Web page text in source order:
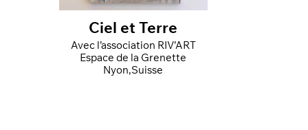
Ciel et Terre
Avec l’association RIV’ART
Espace de la Grenette
Nyon,Suisse